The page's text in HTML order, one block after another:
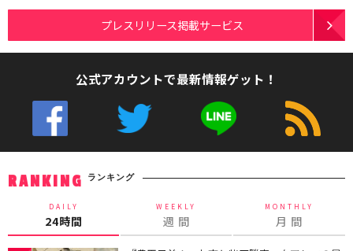
プレスリリース掲載サービス
公式アカウントで最新情報ゲット！
RANKING ランキング
DAILY
24時間
WEEKLY
週 間
MONTHLY
月 間